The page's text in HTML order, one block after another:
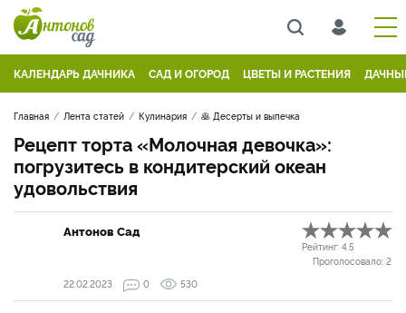
КАЛЕНДАРЬ ДАЧНИКА САД И ОГОРОД ЦВЕТЫ И РАСТЕНИЯ
Главная Лента статей Кулинария 🥞 Десерты и выпечка
Рецепт торта «Молочная девочка»:
погрузитесь в кондитерский океан
удовольствия
Антонов Сад
Рейтинг: 4.5
Проголосовало: 2
22.02.2023
0 530